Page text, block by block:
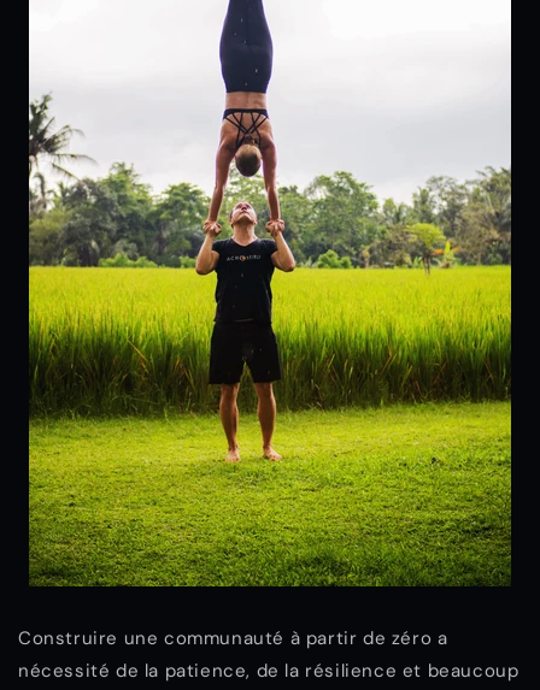
Construire une communauté à partir de zéro a
nécessité de la patience, de la résilience et beaucoup